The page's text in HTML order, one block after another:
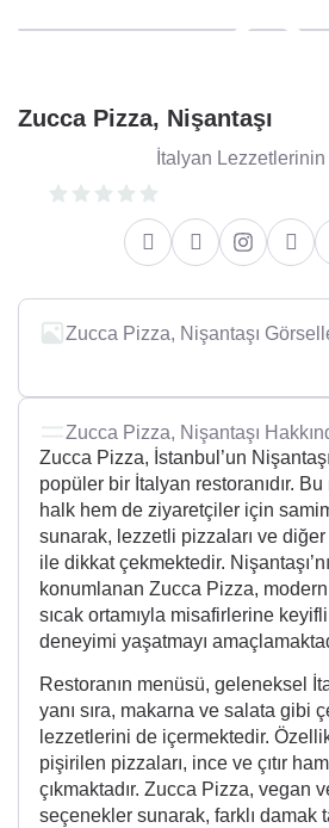
Zucca Pizza, Nişantaşı
İtalyan
Zucca Pizza, Nişantaşı
Zucca Pizza, Nişantaşı
Zucca Pizza, İstanbul’un
popüler bir İtalyan restoranıdır.
halk hem de ziyaretçiler için
sunarak, lezzetli pizzaları ve
ile dikkat çekmektedir.
konumlanan Zucca Pizza,
sıcak ortamıyla misafirlerine
deneyimi yaşatmayı
Restoranın menüsü, geleneksel
yanı sıra, makarna ve salata gibi
lezzetlerini de içermektedir.
pişirilen pizzaları, ince ve çıtır
çıkmaktadır. Zucca Pizza, vegan
seçenekler sunarak, farklı damak